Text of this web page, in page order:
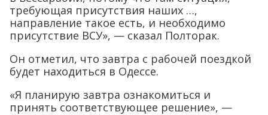
требующая присутствия наших …,
направление такое есть, и необходимо
присутствие ВСУ», — сказал Полторак.
Он отметил, что завтра с рабочей поездкой
будет находиться в Одессе.
«Я планирую завтра ознакомиться и
принять соответствующее решение», —